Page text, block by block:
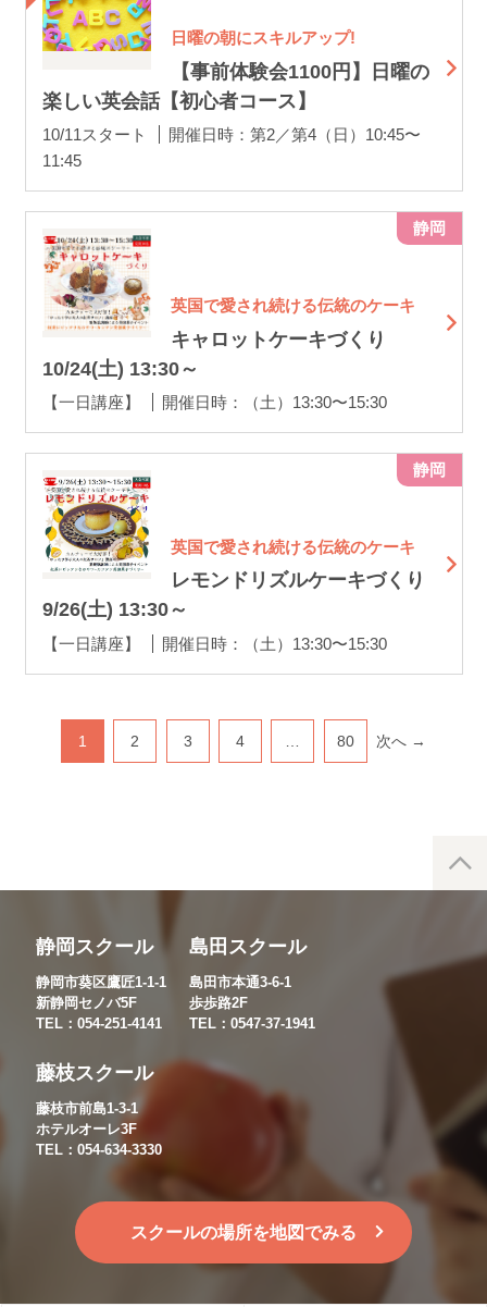
日曜の朝にスキルアップ!
【事前体験会1100円】日曜の
楽しい英会話【初心者コース】
10/11スタート
開催日時：第2／第4（日）10:45〜
11:45
英国で愛され続ける伝統のケーキ
キャロットケーキづくり
10/24(土) 13:30～
【一日講座】 開催日時：（土）13:30〜15:30
静岡
英国で愛され続ける伝統のケーキ
レモンドリズルケーキづくり
9/26(土) 13:30～
【一日講座】 開催日時：（土）13:30〜15:30
静岡
1 2 3 4 … 80 次へ →
静岡スクール
静岡市葵区鷹匠1-1-1
新静岡セノバ5F
TEL：054-251-4141
島田スクール
島田市本通3-6-1
歩歩路2F
TEL：0547-37-1941
藤枝スクール
藤枝市前島1-3-1
ホテルオーレ3F
TEL：054-634-3330
スクールの場所を地図でみる